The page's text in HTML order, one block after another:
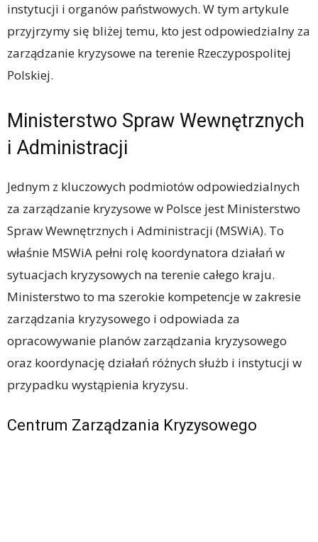
instytucji i organów państwowych. W tym artykule
przyjrzymy się bliżej temu, kto jest odpowiedzialny za
zarządzanie kryzysowe na terenie Rzeczypospolitej
Polskiej.
Ministerstwo Spraw Wewnętrznych
i Administracji
Jednym z kluczowych podmiotów odpowiedzialnych
za zarządzanie kryzysowe w Polsce jest Ministerstwo
Spraw Wewnętrznych i Administracji (MSWiA). To
właśnie MSWiA pełni rolę koordynatora działań w
sytuacjach kryzysowych na terenie całego kraju.
Ministerstwo to ma szerokie kompetencje w zakresie
zarządzania kryzysowego i odpowiada za
opracowywanie planów zarządzania kryzysowego
oraz koordynację działań różnych służb i instytucji w
przypadku wystąpienia kryzysu.
Centrum Zarządzania Kryzysowego